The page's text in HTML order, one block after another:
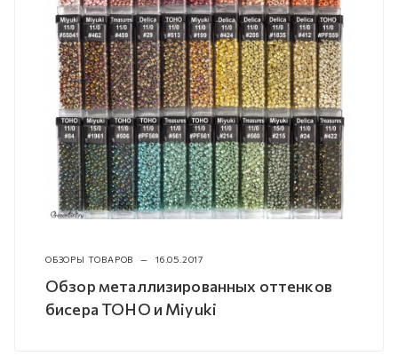
ОБЗОРЫ ТОВАРОВ — 16.05.2017
Обзор металлизированных оттенков
бисера TOHO и Miyuki